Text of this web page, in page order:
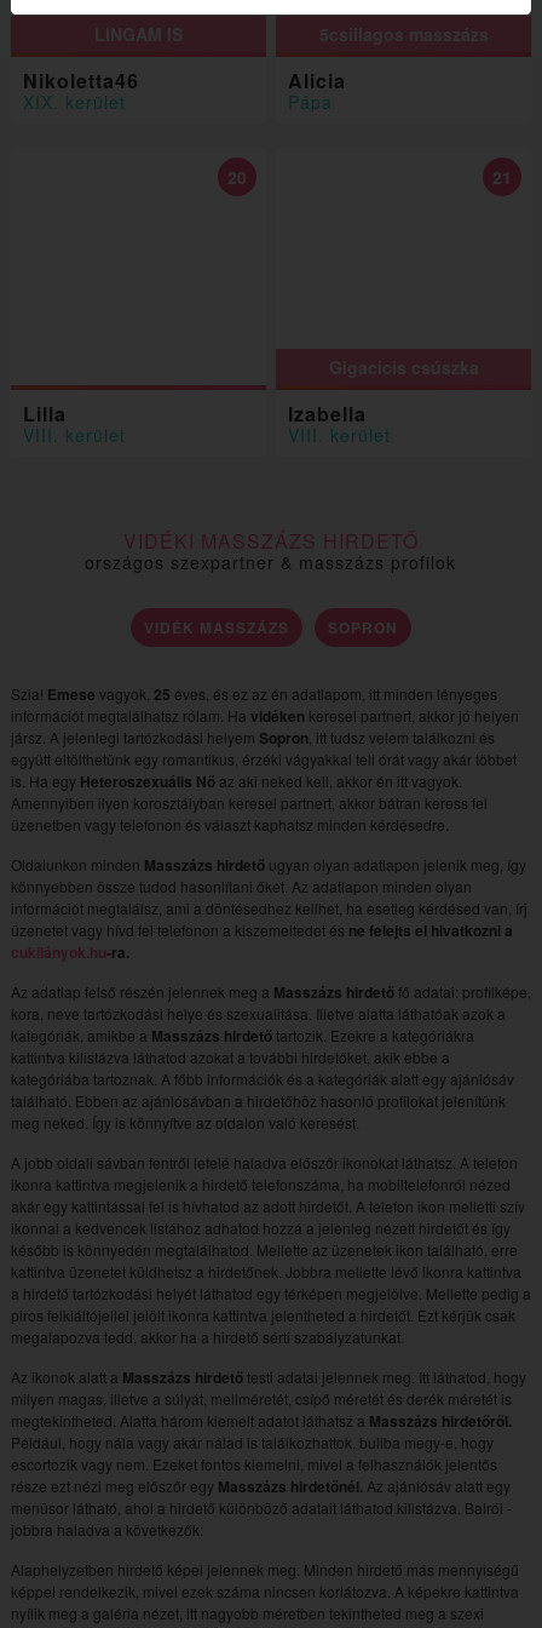
LINGAM IS
Nikoletta46
XIX. kerület
5csillagos masszázs
Alicia
Pápa
Lilla
VIII. kerület
20
Gigacicis csúszka
Izabella
VIII. kerület
21
VIDÉKI MASSZÁZS HIRDETŐ
országos szexpartner & masszázs profilok
VIDÉK MASSZÁZS SOPRON
Szia! Emese vagyok, 25 éves, és ez az én adatlapom, itt minden lényeges
információt megtalálhatsz rólam. Ha vidéken keresel partnert, akkor jó helyen
jársz. A jelenlegi tartózkodási helyem Sopron , itt tudsz velem találkozni és
együtt eltölthetünk egy romantikus, érzéki vágyakkal teli órát vagy akár többet
is. Ha egy Heteroszexuális Nőaz aki neked kell, akkor én itt vagyok.
Amennyiben ilyen korosztályban keresel partnert, akkor bátran keress fel
üzenetben vagy telefonon és választ kaphatsz minden kérdésedre.
Oldalunkon minden Masszázs hirdetőugyan olyan adatlapon jelenik meg, így
könnyebben össze tudod hasonlítani őket. Az adatlapon minden olyan
információt megtalálsz, ami a döntésedhez kellhet, ha esetleg kérdésed van, írj
üzenetet vagy hívd fel telefonon a kiszemeltedet és ne felejts el hivatkozni a
cukilányok.hu-ra.
Az adatlap felső részén jelennek meg a Masszázs hirdetőfő adatai: profilképe,
kora, neve tartózkodási helye és szexualitása. Illetve alatta láthatóak azok a
kategóriák, amikbe a Masszázs hirdetőtartozik. Ezekre a kategóriákra
kattintva kilistázva láthatod azokat a további hirdetőket, akik ebbe a
kategóriába tartoznak. A főbb információk és a kategóriák alatt egy ajánlósáv
található. Ebben az ajánlósávban a hirdetőhöz hasonló profilokat jelenítünk
meg neked. Így is könnyítve az oldalon való keresést.
A jobb oldali sávban fentről lefelé haladva előszőr ikonokat láthatsz. A telefon
ikonra kattintva megjelenik a hirdető telefonszáma, ha mobiltelefonról nézed
akár egy kattintással fel is hívhatod az adott hirdetőt. A telefon ikon melletti szív
ikonnal a kedvencek listához adhatod hozzá a jelenleg nézett hirdetőt és így
később is könnyedén megtalálhatod. Mellette az üzenetek ikon található, erre
kattintva üzenetet küldhetsz a hirdetőnek. Jobbra mellette lévő ikonra kattintva
a hirdető tartózkodási helyét láthatod egy térképen megjelölve. Mellette pedig a
piros felkiáltójellel jelölt ikonra kattintva jelentheted a hirdetőt. Ezt kérjük csak
megalapozva tedd, akkor ha a hirdető sérti szabályzatunkat.
Az ikonok alatt a Masszázs hirdetőtesti adatai jelennek meg. Itt láthatod, hogy
milyen magas, illetve a súlyát, mellméretét, csípő méretét és derék méretét is
megtekintheted. Alatta három kiemelt adatot láthatsz a Masszázs hirdetőről.
Például, hogy nála vagy akár nálad is találkozhattok, buliba megy-e, hogy
escortozik vagy nem. Ezeket fontos kiemelni, mivel a felhasználók jelentős
része ezt nézi meg előszőr egy Masszázs hirdetőnél. Az ajánlósáv alatt egy
menüsor látható, ahol a hirdető különböző adatait láthatod kilistázva. Balról -
jobbra haladva a következők:
Alaphelyzetben hirdető képei jelennek meg. Minden hirdető más mennyiségű
képpel rendelkezik, mivel ezek száma nincsen korlátozva. A képekre kattintva
nyílik meg a galéria nézet, itt nagyobb méretben tekintheted meg a szexi